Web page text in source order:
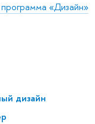
дизайн
«Дизайн»